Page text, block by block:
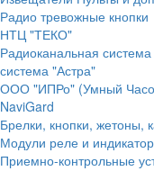
Радио тревожные кнопки
НТЦ "ТЕКО"
Радиоканальная
система "Астра"
ООО "ИПРо" (Умный
NaviGard
Брелки, кнопки, жетоны,
Модули реле и
Приемно-контрольные